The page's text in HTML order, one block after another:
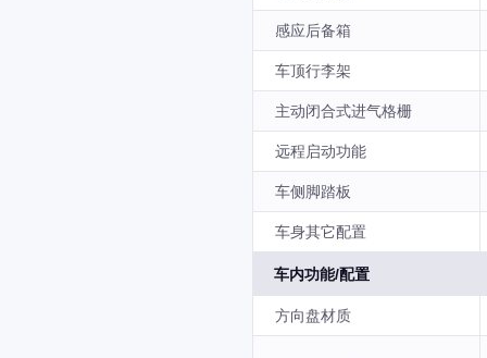
感应后备箱
车顶行李架
主动闭合式进气格栅
远程启动功能
车侧脚踏板
车身其它配置
车内功能/配置
方向盘材质